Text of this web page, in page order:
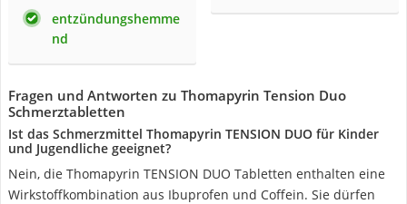
entzündungshemme
nd
Fragen und Antworten zu Thomapyrin Tension Duo
Schmerztabletten
Ist das Schmerzmittel Thomapyrin TENSION DUO für Kinder
und Jugendliche geeignet?
Nein, die Thomapyrin TENSION DUO Tabletten enthalten eine
Wirkstoffkombination aus Ibuprofen und Coffein. Sie dürfen